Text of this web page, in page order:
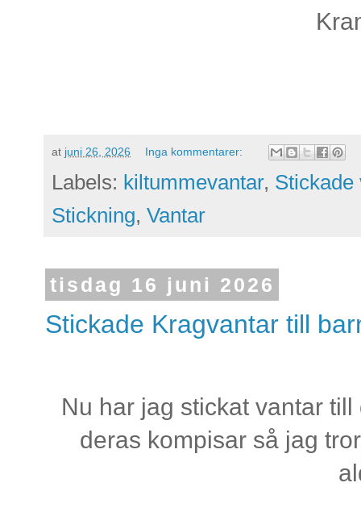
at juni 26, 2026 Inga kommentarer:
Labels: kiltummevantar, Stickade
Stickning, Vantar
tisdag 16 juni 2026
Stickade Kragvantar till
Nu har jag stickat vantar
deras kompisar så jag